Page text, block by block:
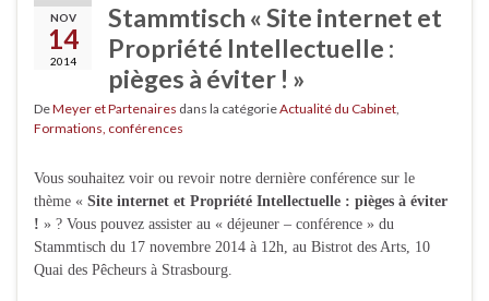
NOV
14
2014
Stammtisch « Site internet et
Propriété Intellectuelle :
pièges à éviter ! »
DeMeyer et Partenaires dans la catégorieActualité du Cabinet
Formations, conférences
Vous souhaitez voir ou revoir notre dernière conférence sur le
thème « Site internet et Propriété Intellectuelle : pièges à éviter
! » ? Vous pouvez assister au « déjeuner – conférence » du
Stammtisch du 17 novembre 2014 à 12h, au Bistrot des Arts, 10
Quai des Pêcheurs à Strasbourg.